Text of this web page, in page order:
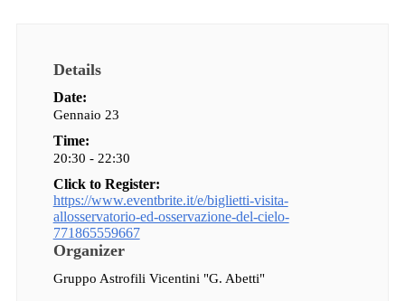
Details
Date:
Gennaio 23
Time:
20:30 - 22:30
Click to Register:
https://www.eventbrite.it/e/biglietti-visita-
allosservatorio-ed-osservazione-del-cielo-
771865559667
Organizer
Gruppo Astrofili Vicentini "G. Abetti"